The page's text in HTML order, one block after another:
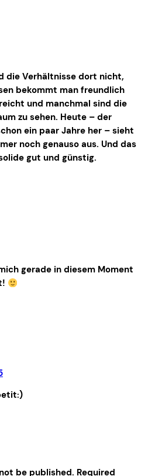
die Verhältnisse dort nicht,
bekommt man freundlich
und manchmal sind die
zu sehen. Heute – der
ein paar Jahre her – sieht
noch genauso aus. Und das
gut und günstig.
gerade in diesem Moment
be published. Required